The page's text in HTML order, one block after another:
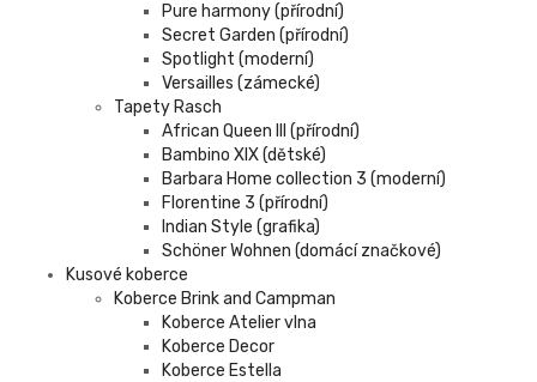
Pure harmony (přírodní)
Secret Garden (přírodní)
Spotlight (moderní)
Versailles (zámecké)
Tapety Rasch
African Queen III (přírodní)
Bambino XIX (dětské)
Barbara Home collection 3 (moderní)
Florentine 3 (přírodní)
Indian Style (grafika)
Schöner Wohnen (domácí značkové)
Kusové koberce
Koberce Brink and Campman
Koberce Atelier vlna
Koberce Decor
Koberce Estella